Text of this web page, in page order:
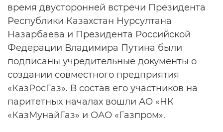
время двусторонней встречи Президента
Республики Казахстан Нурсултана
Назарбаева и Президента Российской
Федерации Владимира Путина были
подписаны учредительные документы о
создании совместного предприятия
«КазРосГаз». В состав его участников на
паритетных началах вошли АО «НК
«КазМунайГаз» и ОАО «Газпром».